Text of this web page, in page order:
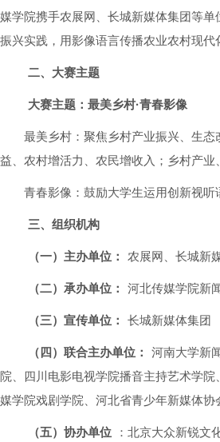
媒学院携手农展网、长城新媒体集团等
振兴实践，用影像语言传播农业农村现
二、大赛主题
大赛主题：最美乡村·青春影像
最美乡村：聚焦乡村产业振兴、生
益、农村增活力、农民增收入；乡村产
青春影像：鼓励大学生运用创新视
三、组织机构
（一）主办单位： 农展网、长城新
（二）承办单位： 河北传媒学院新
（三）宣传单位： 长城新媒体集团
（四）联合主办单位：
河南大学新
院、四川电影电视学院播音主持艺术学
媒学院戏剧学院、河北省青少年新媒体
（五）协办单位 ：北京大众新锐文